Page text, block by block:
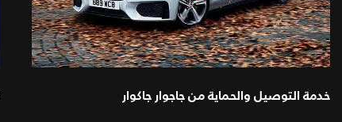
خدمة التوصيل والحماية من جاجوار جاكوار